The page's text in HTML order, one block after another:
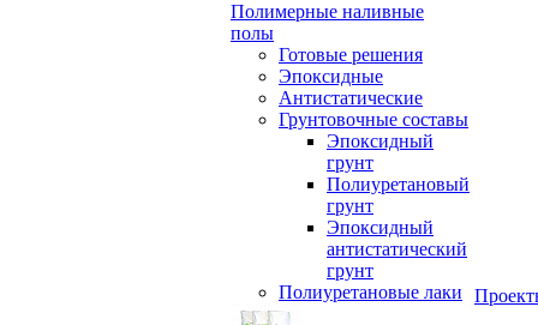
Полимерные наливные
полы
Готовые решения
Эпоксидные
Антистатические
Грунтовочные составы
Эпоксидный
грунт
Полиуретановый
грунт
Эпоксидный
антистатический
грунт
Полиуретановые лаки